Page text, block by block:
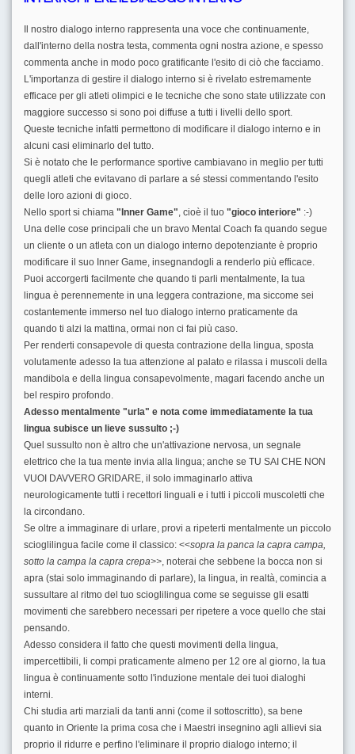
Il nostro dialogo interno rappresenta una voce che continuamente,
dall'interno della nostra testa, commenta ogni nostra azione, e spesso
commenta anche in modo poco gratificante l'esito di ciò che facciamo.
L'importanza di gestire il dialogo interno si è rivelato estremamente
efficace per gli atleti olimpici e le tecniche che sono state utilizzate con
maggiore successo si sono poi diffuse a tutti i livelli dello sport.
Queste tecniche infatti permettono di modificare il dialogo interno e in
alcuni casi eliminarlo del tutto.
Si è notato che le performance sportive cambiavano in meglio per tutti
quegli atleti che evitavano di parlare a sé stessi commentando l'esito
delle loro azioni di gioco.
Nello sport si chiama "Inner Game" , cioè il tuo "gioco interiore" :-)
Una delle cose principali che un bravo Mental Coach fa quando segue
un cliente o un atleta con un dialogo interno depotenziante è proprio
modificare il suo Inner Game, insegnandogli a renderlo più efficace.
Puoi accorgerti facilmente che quando ti parli mentalmente, la tua
lingua è perennemente in una leggera contrazione, ma siccome sei
costantemente immerso nel tuo dialogo interno praticamente da
quando ti alzi la mattina, ormai non ci fai più caso.
Per renderti consapevole di questa contrazione della lingua, sposta
volutamente adesso la tua attenzione al palato e rilassa i muscoli della
mandibola e della lingua consapevolmente, magari facendo anche un
bel respiro profondo.
Adesso mentalmente "urla" e nota come immediatamente la tua
lingua subisce un lieve sussulto ;-)
Quel sussulto non è altro che un'attivazione nervosa, un segnale
elettrico che la tua mente invia alla lingua; anche se TU SAI CHE NON
VUOI DAVVERO GRIDARE, il solo immaginarlo attiva
neurologicamente tutti i recettori linguali e i tutti i piccoli muscoletti che
la circondano.
Se oltre a immaginare di urlare, provi a ripeterti mentalmente un piccolo
scioglilingua facile come il classico: <<sopra la panca la capra campa,
sotto la campa la capra crepa>> , noterai che sebbene la bocca non si
apra (stai solo immaginando di parlare), la lingua, in realtà, comincia a
sussultare al ritmo del tuo scioglilingua come se seguisse gli esatti
movimenti che sarebbero necessari per ripetere a voce quello che stai
pensando.
Adesso considera il fatto che questi movimenti della lingua,
impercettibili, li compi praticamente almeno per 12 ore al giorno, la tua
lingua è continuamente sotto l'induzione mentale dei tuoi dialoghi
interni.
Chi studia arti marziali da tanti anni (come il sottoscritto), sa bene
quanto in Oriente la prima cosa che i Maestri insegnino agli allievi sia
proprio il ridurre e perfino l'eliminare il proprio dialogo interno; il